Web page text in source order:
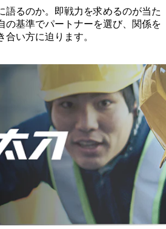
語るのか。即戦力を求めるのが当た
の基準でパートナーを選び、関係を
い方に迫ります。